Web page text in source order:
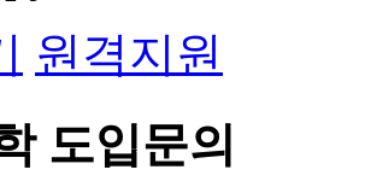
원격지원
도입문의